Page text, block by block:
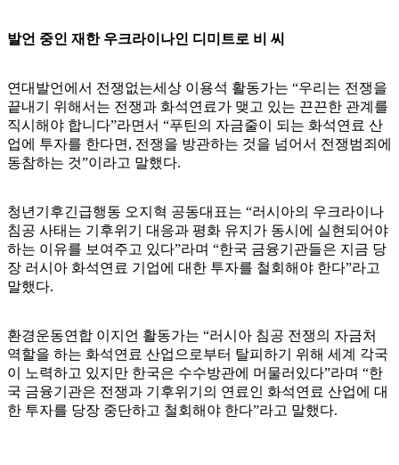
발언 중인 재한 우크라이나인 디미트로 비 씨
연대발언에서 전쟁없는세상 이용석 활동가는 “우리는 전쟁을
끝내기 위해서는 전쟁과 화석연료가 맺고 있는 끈끈한 관계를
직시해야 합니다”라면서 “푸틴의 자금줄이 되는 화석연료 산
업에 투자를 한다면, 전쟁을 방관하는 것을 넘어서 전쟁범죄에
동참하는 것”이라고 말했다.
청년기후긴급행동 오지혁 공동대표는 “러시아의 우크라이나
침공 사태는 기후위기 대응과 평화 유지가 동시에 실현되어야
하는 이유를 보여주고 있다”라며 “한국 금융기관들은 지금 당
장 러시아 화석연료 기업에 대한 투자를 철회해야 한다”라고
말했다.
환경운동연합 이지언 활동가는 “러시아 침공 전쟁의 자금처
역할을 하는 화석연료 산업으로부터 탈피하기 위해 세계 각국
이 노력하고 있지만 한국은 수수방관에 머물러있다”라며 “한
국 금융기관은 전쟁과 기후위기의 연료인 화석연료 산업에 대
한 투자를 당장 중단하고 철회해야 한다”라고 말했다.